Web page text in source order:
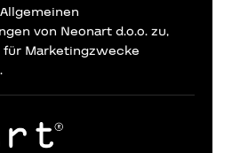
von Neonart d.o.o. zu,
für Marketingzwecke